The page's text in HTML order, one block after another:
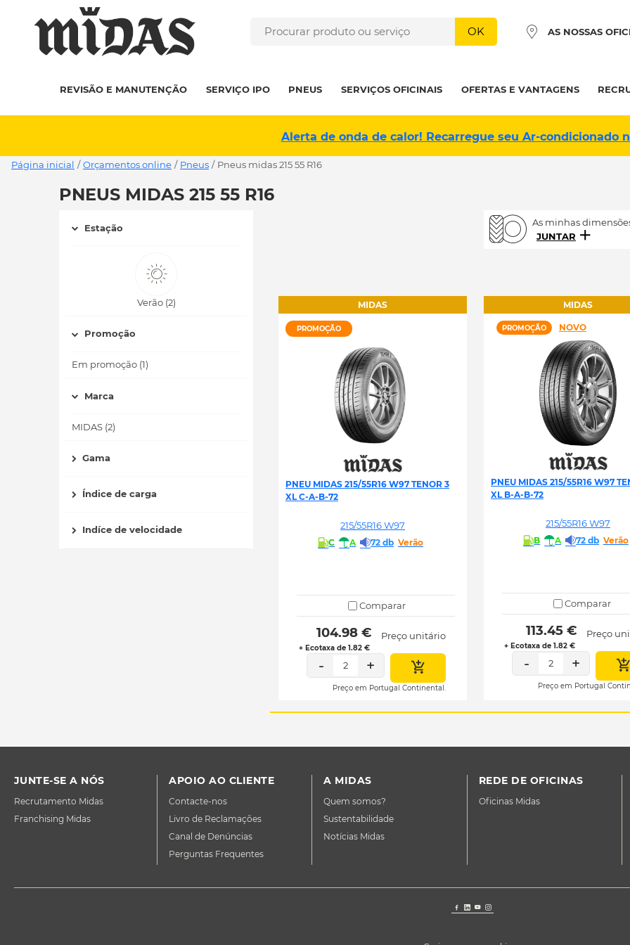
OK AS NOSSAS
REVISÃO E MANUTENÇÃO SERVIÇO IPO PNEUS SERVIÇOS OFICINAIS OFERTAS E VANTAGENS
Alerta de onda de calor! Recarregue seu Ar-condicionado
Página inicial / Orçamentos online / Pneus / pneus midas 215 55 R16
PNEUS MIDAS 215 55 R16
Estação
Verão (2)
Promoção
Em promoção (1)
Marca
MIDAS (2)
Gama
Índice de carga
Indíce de velocidade
As minhas
JUNTAR
MIDAS
PROMOÇÃO
PNEU MIDAS 215/55R16 W97 TENOR 3
XL C-A-B-72
215/55R16 W97
C A 72 db Verão
Comparar
104.98 €
+ Ecotaxa de 1.82 €
Preço unitário
- 2 +
Preço em Portugal Continental.
MIDAS
PROMOÇÃO NOVO
PNEU MIDAS 215/55R16 W97
XL B-A-B-72
215/55R16 W97
B A 72 db Verão
Comparar
113.45 €
+ Ecotaxa de 1.82 €
Preço
- 2 +
Preço em Portugal
JUNTE-SE A NÓS
Recrutamento Midas
Franchising Midas
APOIO AO CLIENTE
Contacte-nos
Livro de Reclamações
Canal de Denúncias
Perguntas Frequentes
A MIDAS
Quem somos?
Sustentabilidade
Notícias Midas
REDE DE OFICINAS
Oficinas Midas